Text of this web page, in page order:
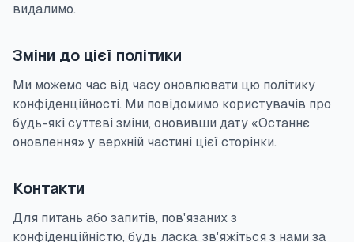
видалимо.
Зміни до цієї політики
Ми можемо час від часу оновлювати цю політику
конфіденційності. Ми повідомимо користувачів про
будь-які суттєві зміни, оновивши дату «Останнє
оновлення» у верхній частині цієї сторінки.
Контакти
Для питань або запитів, пов'язаних з
конфіденційністю, будь ласка, зв'яжіться з нами за